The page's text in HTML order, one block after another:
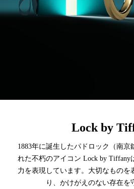
Lock by
1883年に誕生したパドロック（南京
れた不朽のアイコン Lock by Tiffany
力を表現しています。大切なものを
り、かけがえのない存在を